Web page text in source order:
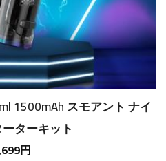
1500mAh スモアント ナイ
ターキット
円